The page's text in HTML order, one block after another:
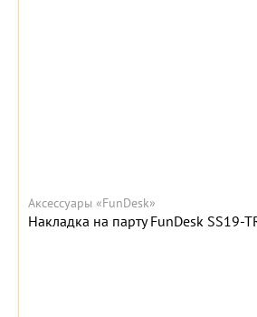
Аксессуары «FunDesk»
Накладка на парту FunDesk SS19-